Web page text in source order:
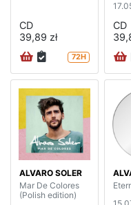
CD
39,89 zł
72H
CD
ALVARO SOLER
Mar De Colores
(Polish edition)